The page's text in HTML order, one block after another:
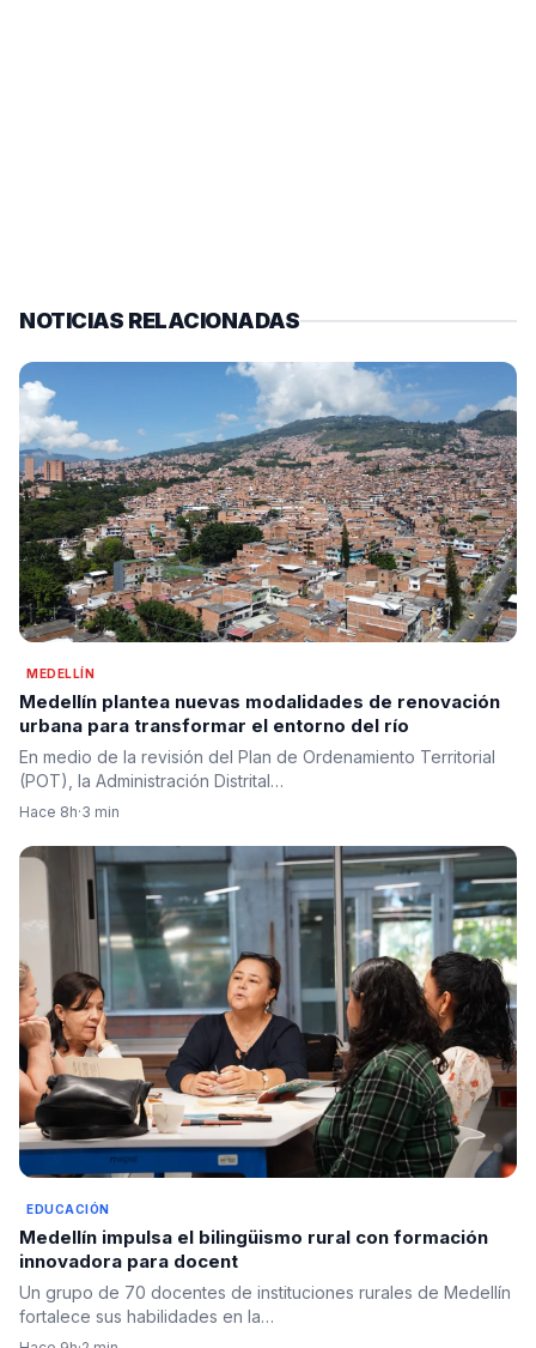
NOTICIAS RELACIONADAS
MEDELLÍN
Medellín plantea nuevas modalidades de renovación
urbana para transformar el entorno del río
En medio de la revisión del Plan de Ordenamiento Territorial
(POT), la Administración Distrital…
Hace 8h·3 min
EDUCACIÓN
Medellín impulsa el bilingüismo rural con formación
innovadora para docent
Un grupo de 70 docentes de instituciones rurales de Medellín
fortalece sus habilidades en la…